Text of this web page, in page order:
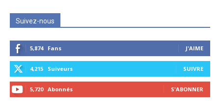
Suivez-nous
5,874 Fans J'AIME
4,215 Suiveurs SUIVRE
5,720 Abonnés S'ABONNER